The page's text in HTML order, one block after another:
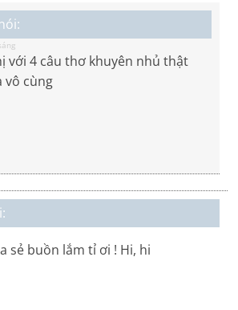
với 4 câu thơ khuyên nhủ thật
vô cùng
sẻ buồn lắm tỉ ơi ! Hi, hi